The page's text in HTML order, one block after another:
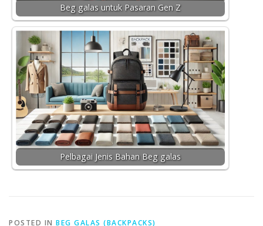
Beg galas untuk Pasaran Gen Z
Pelbagai Jenis Bahan Beg galas
POSTED IN BEG GALAS (BACKPACKS)